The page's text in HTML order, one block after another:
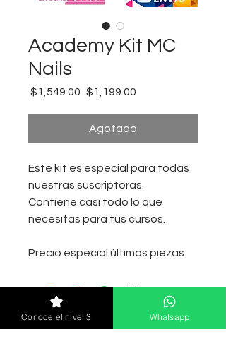
Academy Kit MC
Nails
$1,549.00 Precio
$1,199.00
oferta
Agotado
Este kit es especial para todas
nuestras suscriptoras.
Contiene casi todo lo que
necesitas para tus cursos.
Precio especial últimas piezas
Conoce el nivel 3 Whatsapp